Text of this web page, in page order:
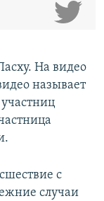
На видео
называет
с
случаи